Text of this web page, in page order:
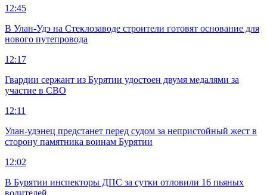
12:45
В Улан-Удэ на Стеклозаводе строители готовят основание для
нового путепровода
12:17
Гвардии сержант из Бурятии удостоен двумя медалями за
участие в СВО
12:11
Улан-удэнец предстанет перед судом за непристойный жест в
сторону памятника воинам Бурятии
12:02
В Бурятии инспекторы ДПС за сутки отловили 16 пьяных